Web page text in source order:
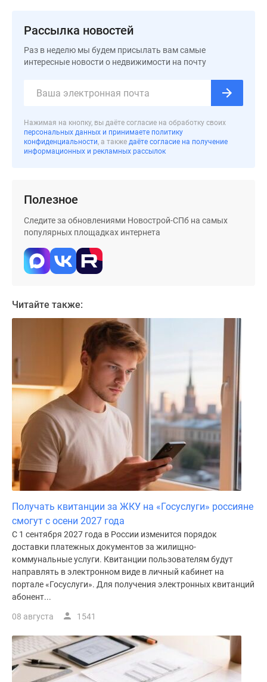
Ленинградской
коттеджные
Строящиеся
коттеджные
поселки
Коттеджные
поселки
водоема
ипотеку
Коттеджи
Траншевая
ипотека
акции
Макс
Рассрочка
Рассылка новостей
Раз в неделю мы будем присылать вам самые
интересные новости о недвижимости на почту
Нажимая на кнопку, вы даёте согласие на обработку своих
персональных данных и принимаете политику
конфиденциальности, а также даёте согласие на получение
информационных и рекламных рассылок
Полезное
Следите за обновлениями Новострой-СПб на самых
популярных площадках интернета
Читайте также:
Получать квитанции за ЖКУ на «Госуслуги» россияне
смогут с осени 2027 года
С 1 сентября 2027 года в России изменится порядок
доставки платежных документов за жилищно-
коммунальные услуги. Квитанции пользователям будут
направлять в электронном виде в личный кабинет на
портале «Госуслуги». Для получения электронных квитанций
абонент...
08 августа 1541